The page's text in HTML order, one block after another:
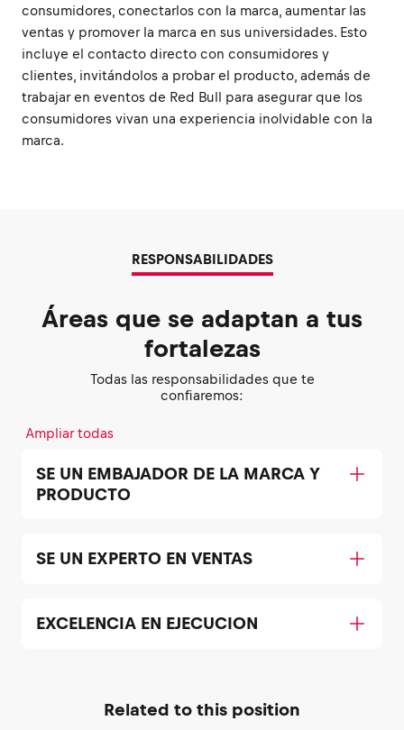
consumidores, conectarlos con la marca, aumentar las
ventas y promover la marca en sus universidades. Esto
incluye el contacto directo con consumidores y
clientes, invitándolos a probar el producto, además de
trabajar en eventos de Red Bull para asegurar que los
consumidores vivan una experiencia inolvidable con la
marca.
RESPONSABILIDADES
Áreas que se adaptan a tus
fortalezas
Todas las responsabilidades que te
confiaremos:
Ampliar todas
SE UN EMBAJADOR DE LA MARCA Y
PRODUCTO
SE UN EXPERTO EN VENTAS
EXCELENCIA EN EJECUCION
Related to this position